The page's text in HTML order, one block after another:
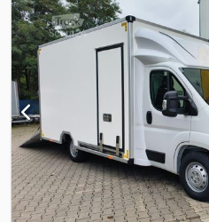
Dotări:ABS, aer condiționat,
(ESP), închidere centralizată, *
Sistem Start/Stop * Tempomat *
multifuncțional din piele * Radio
Bluetooth * Rezervor de 90L *
electrice * Oglinzi exterioare
de bord * Senzor de ploaie *
Închidere centralizată cu
calculator de călătorie *
interioare în mm L/l/h 4600/2200/
Ușă laterală cu închidere *
bicicliști * Lămpi de marcare